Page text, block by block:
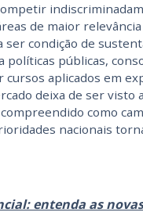
de maior
ser condição de
públicas,
aplicados em
deixa de ser visto
como
nacionais
entenda as